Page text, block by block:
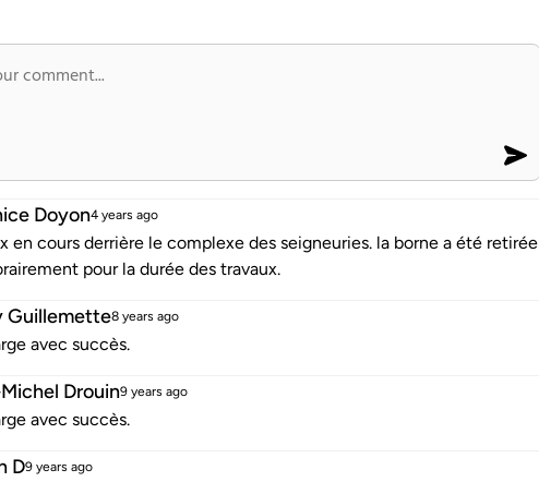
Doyon4 years ago
en cours derrière le complexe des seigneuries. la borne a été retirée
pour la durée des travaux.
Guillemette8 years ago
avec succès.
Drouin9 years ago
avec succès.
D9 years ago